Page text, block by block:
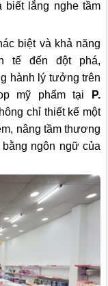
biết lắng nghe tầm
biệt và khả năng
tế đến đột phá,
hành lý tưởng trên
mỹ phẩm tại
P.
chỉ thiết kế một
nâng tầm thương
ngôn ngữ của